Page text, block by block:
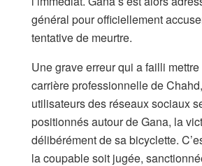
général pour officiellement
tentative de meurtre.
Une grave erreur qui a failli
carrière professionnelle de
utilisateurs des réseaux sociaux
positionnés autour de Gana, la
délibérément de sa bicyclette.
la coupable soit jugée,